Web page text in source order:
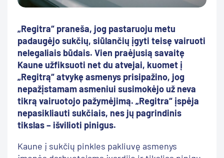
„Regitra“ praneša, jog pastaruoju metu
padaugėjo sukčių, siūlančių įgyti teisę vairuoti
nelegaliais būdais. Vien praėjusią savaitę
Kaune užfiksuoti net du atvejai, kuomet į
„Regitrą“ atvykę asmenys prisipažino, jog
nepažįstamam asmeniui susimokėjo už neva
tikrą vairuotojo pažymėjimą. „Regitra“ įspėja
nepasikliauti sukčiais, nes jų pagrindinis
tikslas – išvilioti pinigus.
Kaune į sukčių pinkles pakliuvę asmenys